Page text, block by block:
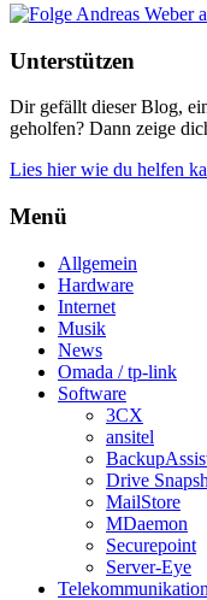
Unterstützen
Dir gefällt dieser Blog,
geholfen? Dann zeige
Lies hier wie du helfen
Menü
Allgemein
Hardware
Internet
Musik
News
Omada / tp-link
Software
3CX
ansitel
Drive
MailStore
MDaemon
Securepoint
Server-Eye
Telekommunikation